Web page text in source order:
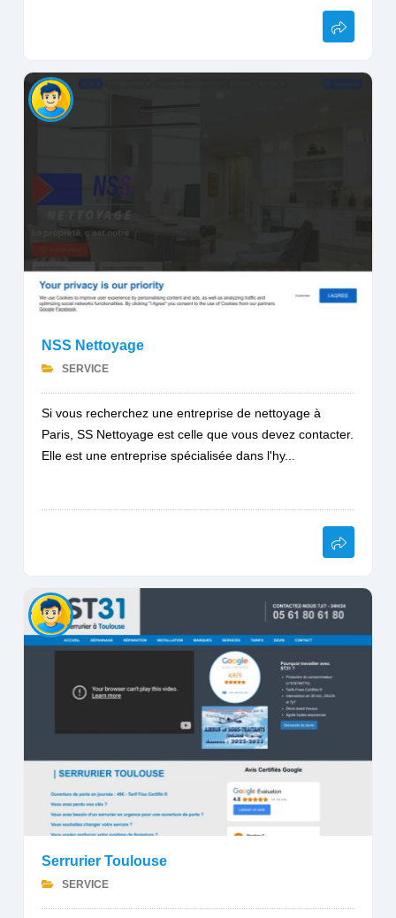
NSS Nettoyage
SERVICE
Si vous recherchez une entreprise de nettoyage à
Paris, SS Nettoyage est celle que vous devez contacter.
Elle est une entreprise spécialisée dans l'hy...
Serrurier Toulouse
SERVICE